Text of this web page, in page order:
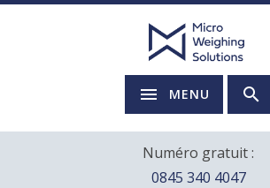
MENU
Numéro gratuit :
0845 340 4047